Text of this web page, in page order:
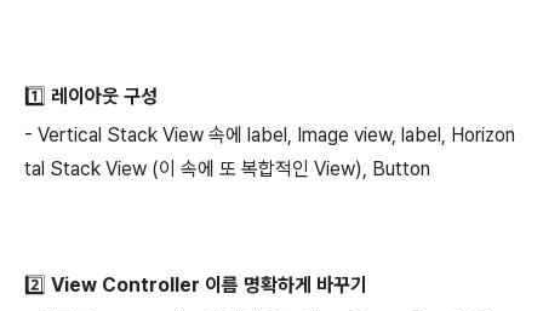
1️⃣ 레이아웃 구성
- Vertical Stack View 속에 label, Image view, label, Horizon
tal Stack View (이 속에 또 복합적인 View), Button
2️⃣ View Controller 이름 명확하게 바꾸기